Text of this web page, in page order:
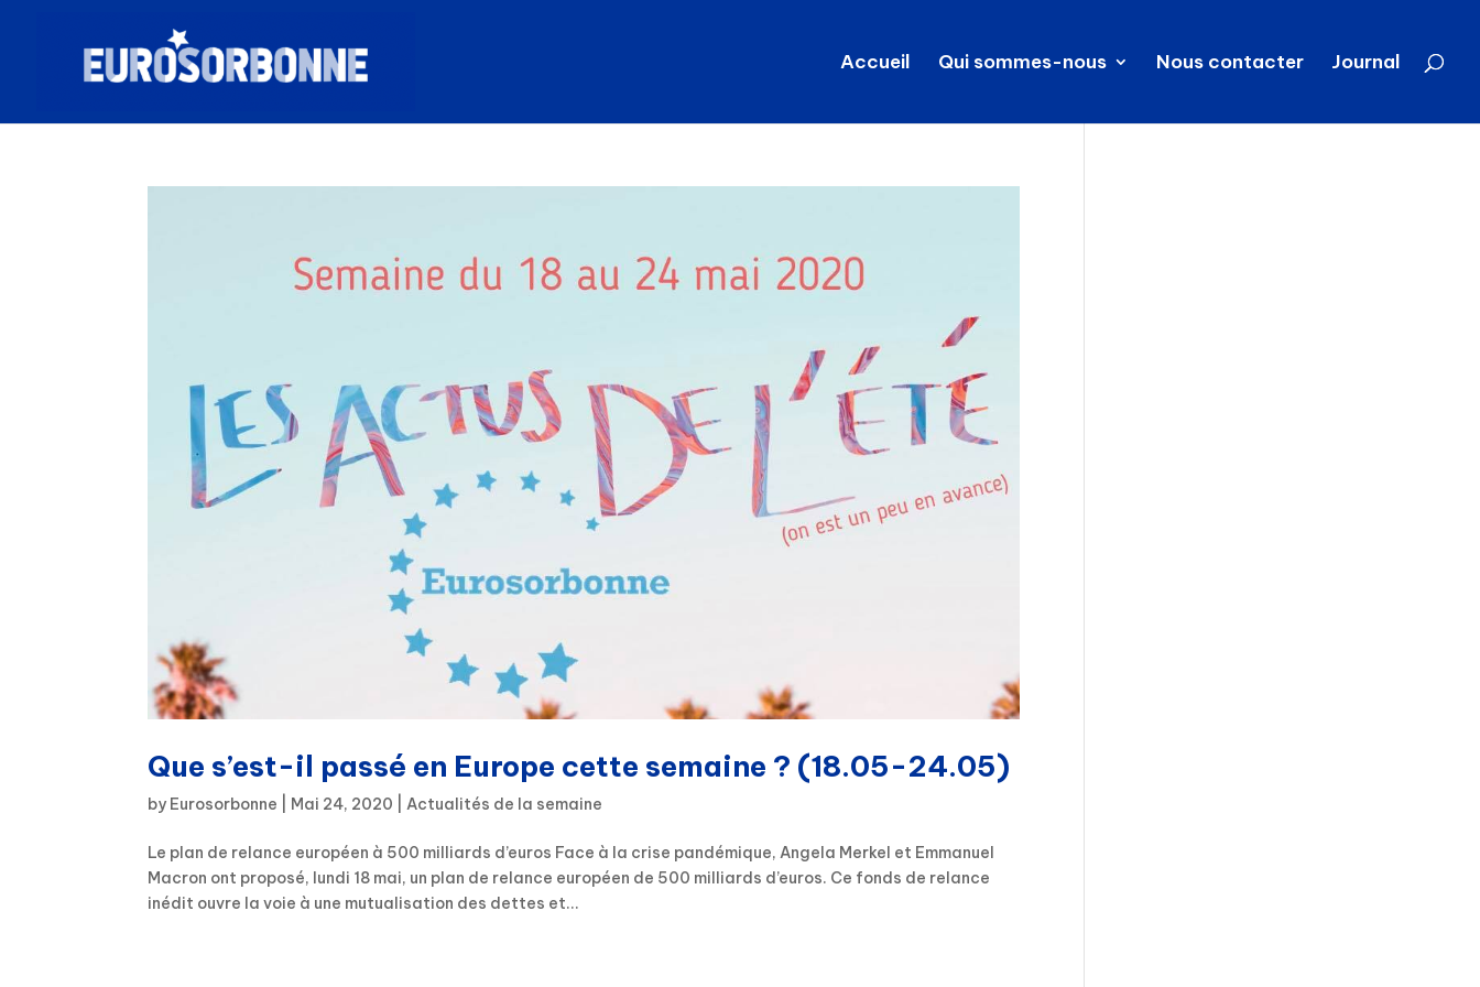
Accueil Qui sommes-nous Nous contacter Journal
Que s’est-il passé en Europe cette semaine ? (18.05-24.05)
by Eurosorbonne Mai 24, 2020 |Actualités de la semaine
Le plan de relance européen à 500 milliards d’euros Face à la crise pandémique, Angela Merkel et Emmanuel
Macron ont proposé, lundi 18 mai, un plan de relance européen de 500 milliards d’euros. Ce fonds de relance
inédit ouvre la voie à une mutualisation des dettes et...